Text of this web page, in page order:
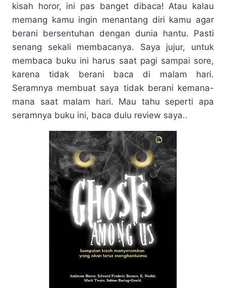
kisah horor, ini pas banget dibaca! Atau kalau
memang kamu ingin menantang diri kamu agar
berani bersentuhan dengan dunia hantu. Pasti
senang sekali membacanya. Saya jujur, untuk
membaca buku ini harus saat pagi sampai sore,
karena tidak berani baca di malam hari.
Seramnya membuat saya tidak berani kemana-
mana saat malam hari. Mau tahu seperti apa
seramnya buku ini, baca dulu review saya..